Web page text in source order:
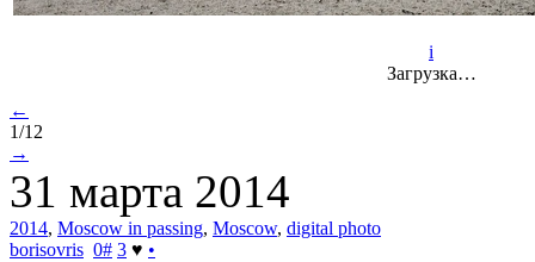
i
Загрузка…
←
1/12
→
31 марта 2014
2014, Moscow in passing, Moscow, digital photo
borisovris 0# 3 ♥ •